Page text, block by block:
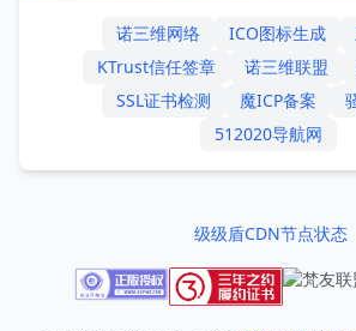
诺三维网络 ICO图标生成
KTrust信任签章
诺三维联盟
SSL证书检测
魔ICP备案
512020导航网
级级盾CDN节点状态